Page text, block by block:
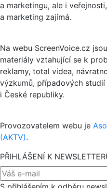
a marketingu, ale i
a marketing zajímá.
Na webu ScreenVoice.cz
materiály vztahující se k
reklamy, total videa,
výzkumů, případových
i České republiky.
Provozovatelem webu je
(AKTV).
PŘIHLÁŠENÍ K